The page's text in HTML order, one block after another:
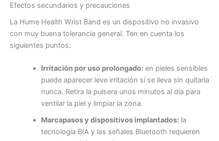
Efectos secundarios y precauciones
La Hume Health Wrist Band es un dispositivo no invasivo
con muy buena tolerancia general. Ten en cuenta los
siguientes puntos:
Irritación por uso prolongado:en pieles sensibles
puede aparecer leve irritación si se lleva sin quitarla
nunca. Retira la pulsera unos minutos al día para
ventilar la piel y limpiar la zona.
Marcapasos y dispositivos implantados:la
tecnología BIA y las señales Bluetooth requieren